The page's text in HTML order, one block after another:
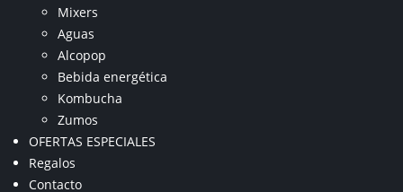
Mixers
Aguas
Alcopop
Bebida energética
Kombucha
Zumos
OFERTAS ESPECIALES
Regalos
Contacto